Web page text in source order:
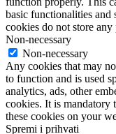
basic functionalities and
cookies do not store
Non-necessary
Non-necessary
Any cookies that may
to function and is used
analytics, ads, other
cookies. It is mandatory
these cookies on your
Spremi i prihvati